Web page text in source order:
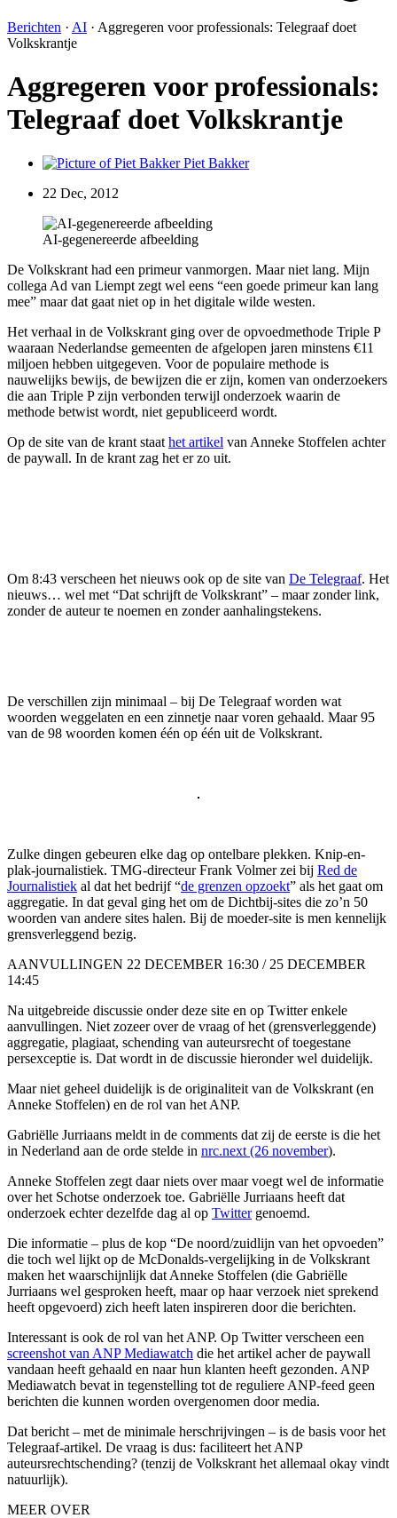
Berichten · AI · Aggregeren voor professionals: Telegraaf doet
Volkskrantje
Aggregeren voor professionals:
Telegraaf doet Volkskrantje
Piet Bakker
22 Dec, 2012
AI-gegenereerde afbeelding
De Volkskrant had een primeur vanmorgen. Maar niet lang. Mijn
collega Ad van Liempt zegt wel eens “een goede primeur kan lang
mee” maar dat gaat niet op in het digitale wilde westen.
Het verhaal in de Volkskrant ging over de opvoedmethode Triple P
waaraan Nederlandse gemeenten de afgelopen jaren minstens €11
miljoen hebben uitgegeven. Voor de populaire methode is
nauwelijks bewijs, de bewijzen die er zijn, komen van onderzoekers
die aan Triple P zijn verbonden terwijl onderzoek waarin de
methode betwist wordt, niet gepubliceerd wordt.
Op de site van de krant staat het artikel van Anneke Stoffelen achter
de paywall. In de krant zag het er zo uit.
Om 8:43 verscheen het nieuws ook op de site van De Telegraaf. Het
nieuws… wel met “Dat schrijft de Volkskrant” – maar zonder link,
zonder de auteur te noemen en zonder aanhalingstekens.
De verschillen zijn minimaal – bij De Telegraaf worden wat
woorden weggelaten en een zinnetje naar voren gehaald. Maar 95
van de 98 woorden komen één op één uit de Volkskrant.
Zulke dingen gebeuren elke dag op ontelbare plekken. Knip-en-
plak-journalistiek. TMG-directeur Frank Volmer zei bij Red de
Journalistiek al dat het bedrijf “de grenzen opzoekt” als het gaat om
aggregatie. In dat geval ging het om de Dichtbij-sites die zo’n 50
woorden van andere sites halen. Bij de moeder-site is men kennelijk
grensverleggend bezig.
AANVULLINGEN 22 DECEMBER 16:30 / 25 DECEMBER
14:45
Na uitgebreide discussie onder deze site en op Twitter enkele
aanvullingen. Niet zozeer over de vraag of het (grensverleggende)
aggregatie, plagiaat, schending van auteursrecht of toegestane
persexceptie is. Dat wordt in de discussie hieronder wel duidelijk.
Maar niet geheel duidelijk is de originaliteit van de Volkskrant (en
Anneke Stoffelen) en de rol van het ANP.
Gabriëlle Jurriaans meldt in de comments dat zij de eerste is die het
in Nederland aan de orde stelde in nrc.next (26 november).
Anneke Stoffelen zegt daar niets over maar voegt wel de informatie
over het Schotse onderzoek toe. Gabriëlle Jurriaans heeft dat
onderzoek echter dezelfde dag al op Twittergenoemd.
Die informatie – plus de kop “De noord/zuidlijn van het opvoeden”
die toch wel lijkt op de McDonalds-vergelijking in de Volkskrant
maken het waarschijnlijk dat Anneke Stoffelen (die Gabriëlle
Jurriaans wel gesproken heeft, maar op haar verzoek niet sprekend
heeft opgevoerd) zich heeft laten inspireren door die berichten.
Interessant is ook de rol van het ANP. Op Twitter verscheen een
screenshot van ANP Mediawatch die het artikel acher de paywall
vandaan heeft gehaald en naar hun klanten heeft gezonden. ANP
Mediawatch bevat in tegenstelling tot de reguliere ANP-feed geen
berichten die kunnen worden overgenomen door media.
Dat bericht – met de minimale herschrijvingen – is de basis voor het
Telegraaf-artikel. De vraag is dus: faciliteert het ANP
auteursrechtschending? (tenzij de Volkskrant het allemaal okay vindt
natuurlijk).
MEER OVER